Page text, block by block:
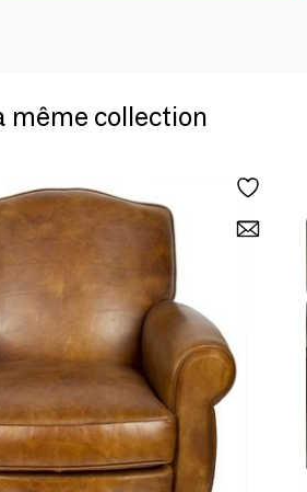
même collection